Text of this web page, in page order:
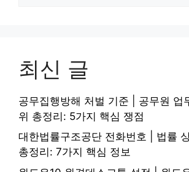
최신 글
공무집행방해 처벌 기준 | 공무원 업
위 총정리: 5가지 핵심 쟁점
대한법률구조공단 전화번호 | 법률
총정리: 7가지 핵심 정보